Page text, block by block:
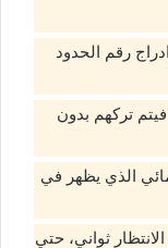
رقم الحدود
فيتم تركهم بدون
الذي يظهر في
على المستطيل رقم (5) ثم الانتظار ثواني، حتي